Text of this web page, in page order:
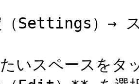
Settings）→ ス
いスペースをタ